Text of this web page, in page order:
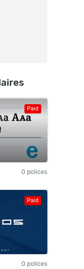
Paid
0 polices
Paid
0 polices